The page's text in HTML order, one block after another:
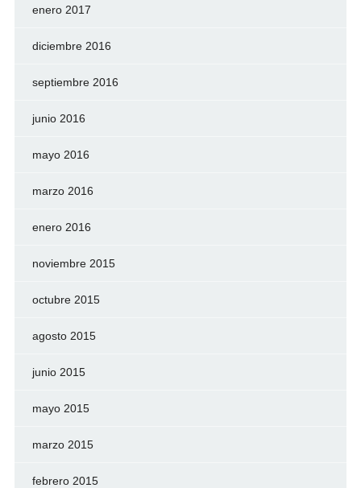
enero 2017
diciembre 2016
septiembre 2016
junio 2016
mayo 2016
marzo 2016
enero 2016
noviembre 2015
octubre 2015
agosto 2015
junio 2015
mayo 2015
marzo 2015
febrero 2015